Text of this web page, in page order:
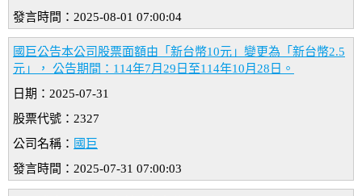
發言時間：2025-08-01 07:00:04
國巨公告本公司股票面額由「新台幣10元」變更為「新台幣2.5
元」， 公告期間：114年7月29日至114年10月28日。
日期：2025-07-31
股票代號：2327
公司名稱： 國巨
發言時間：2025-07-31 07:00:03